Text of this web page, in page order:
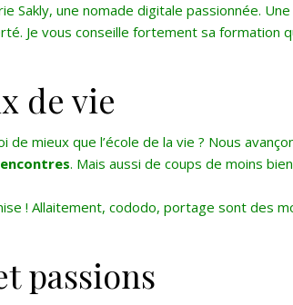
Sakly, une nomade digitale passionnée.
Je vous conseille fortement sa formation
de vie
de mieux que l’école de la vie ? Nous
. Mais aussi de coups de moins
! Allaitement, cododo, portage sont des
passions